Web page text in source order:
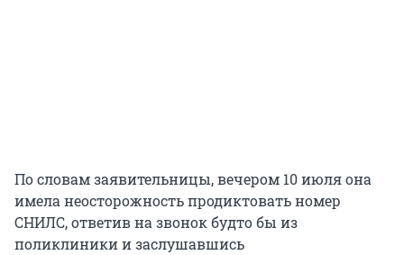
По словам заявительницы, вечером 10 июля она
имела неосторожность продиктовать номер
СНИЛС, ответив на звонок будто бы из
поликлиники и заслушавшись